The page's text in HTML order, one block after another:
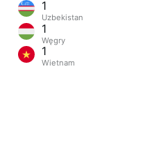
1
Uzbekistan
1
Węgry
1
Wietnam